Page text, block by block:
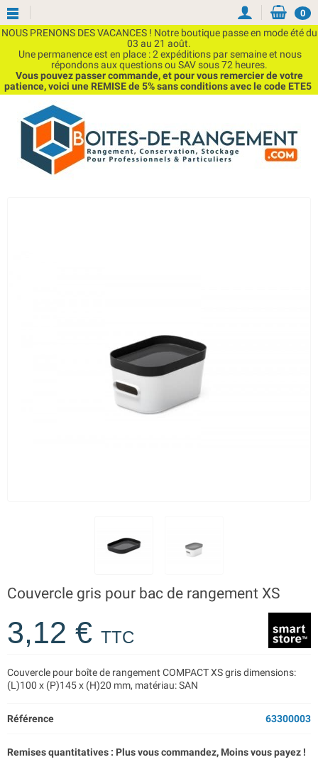
NOUS PRENONS DES VACANCES ! Notre boutique passe en mode été du
03 au 21 août.
Une permanence est en place : 2 expéditions par semaine et nous
répondons aux questions ou SAV sous 72 heures.
Vous pouvez passer commande, et pour vous remercier de votre
patience, voici une REMISE de 5% sans conditions avec le code ETE5
0
Couvercle gris pour bac de rangement XS
3,12 € TTC
Couvercle pour boîte de rangement COMPACT XS gris dimensions:
(L)100 x (P)145 x (H)20 mm, matériau: SAN
Référence 63300003
Remises quantitatives : Plus vous commandez, Moins vous payez !